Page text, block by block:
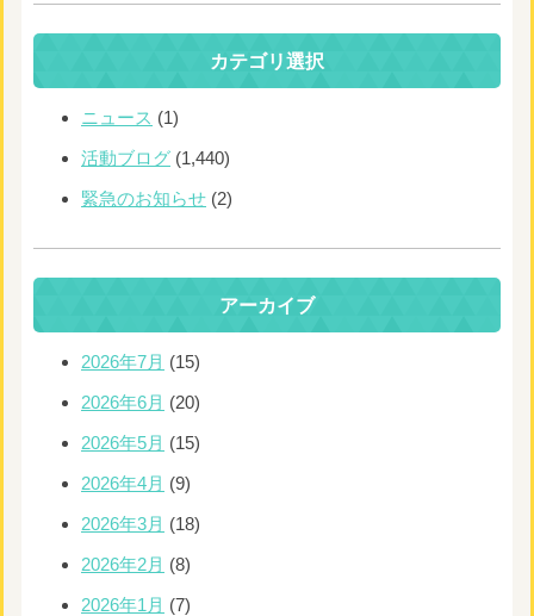
カテゴリ選択
ニュース (1)
活動ブログ (1,440)
緊急のお知らせ (2)
アーカイブ
2026年7月 (15)
2026年6月 (20)
2026年5月 (15)
2026年4月 (9)
2026年3月 (18)
2026年2月 (8)
2026年1月 (7)